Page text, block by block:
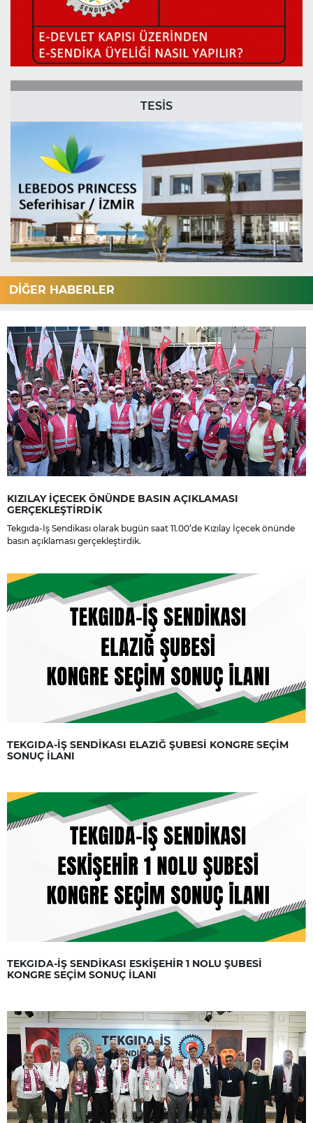
TESİS
DİĞER HABERLER
KIZILAY İÇECEK ÖNÜNDE BASIN AÇIKLAMASI
GERÇEKLEŞTİRDİK
Tekgıda-İş Sendikası olarak bugün saat 11.00’de Kızılay İçecek önünde
basın açıklaması gerçekleştirdik.
TEKGIDA-İŞ SENDİKASI ELAZIĞ ŞUBESİ KONGRE SEÇİM
SONUÇ İLANI
TEKGIDA-İŞ SENDİKASI ESKİŞEHİR 1 NOLU ŞUBESİ
KONGRE SEÇİM SONUÇ İLANI